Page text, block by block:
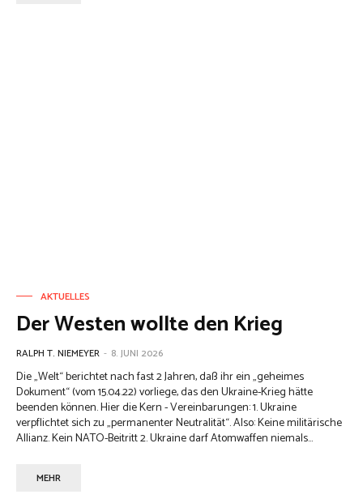
AKTUELLES
Der Westen wollte den Krieg
RALPH T. NIEMEYER - 8. JUNI 2026
Die „Welt“ berichtet nach fast 2 Jahren, daß ihr ein „geheimes
Dokument“ (vom 15.04.22) vorliege, das den Ukraine-Krieg hätte
beenden können. Hier die Kern - Vereinbarungen: 1. Ukraine
verpflichtet sich zu „permanenter Neutralität“. Also: Keine militärische
Allianz. Kein NATO-Beitritt 2. Ukraine darf Atomwaffen niemals...
MEHR